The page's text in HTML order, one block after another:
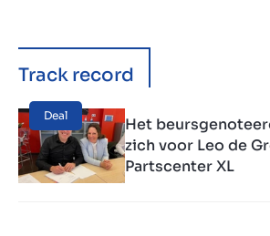
Track record
Deal
Het
zich voor Leo de
Partscenter XL